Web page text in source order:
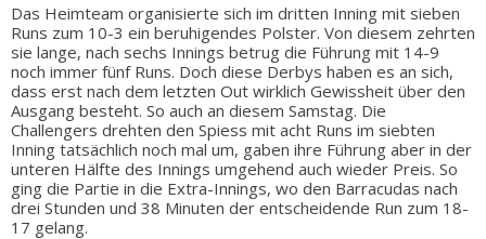
Das Heimteam organisierte sich im dritten Inning mit sieben
Runs zum 10-3 ein beruhigendes Polster. Von diesem zehrten
sie lange, nach sechs Innings betrug die Führung mit 14-9
noch immer fünf Runs. Doch diese Derbys haben es an sich,
dass erst nach dem letzten Out wirklich Gewissheit über den
Ausgang besteht. So auch an diesem Samstag. Die
Challengers drehten den Spiess mit acht Runs im siebten
Inning tatsächlich noch mal um, gaben ihre Führung aber in der
unteren Hälfte des Innings umgehend auch wieder Preis. So
ging die Partie in die Extra-Innings, wo den Barracudas nach
drei Stunden und 38 Minuten der entscheidende Run zum 18-
17 gelang.